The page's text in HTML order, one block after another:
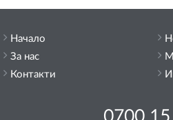
Начало
За нас
Контакти